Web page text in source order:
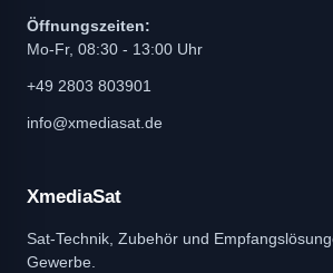
Öffnungszeiten:
Mo-Fr, 08:30 - 13:00 Uhr
+49 2803 803901
info@xmediasat.de
XmediaSat
Sat-Technik, Zubehör und
Gewerbe.